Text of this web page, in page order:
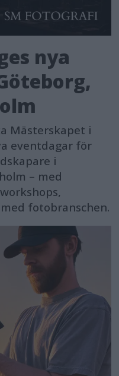
nya
Mästerskapet i
eventdagar för
i
– med
fotobranschen.